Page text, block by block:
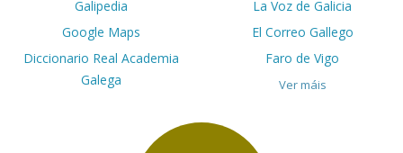
Galipedia
Google Maps
Diccionario Real Academia
Galega
La Voz de Galicia
El Correo Gallego
Faro de Vigo
Ver máis